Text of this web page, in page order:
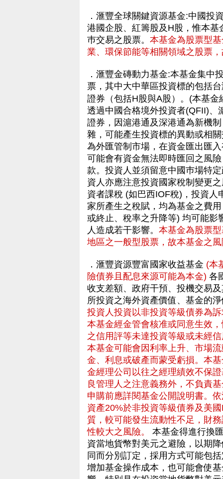
．滙豐全球關鍵資源基金:中國投
港國企股、紅籌股及H股，惟本
巿交易之股票。 本基金為股票型
業、環保節能等相關領域之股票
．滙豐金磚動力基金:本基金集中
票，其中大中華區投資標的包括
證券（包括H股與A股）。(本基金
透過中國合格境外投資者(QFII)、
證券，因滬港通及深港通為新機
雜，可能產生投資標的異動或相
為外匯管制市場，在資金匯出匯
可能會有資金無法即時匯回之風
款。投資人並須留意中國巿場特
資人亦應注意投資國家稅制變更
資者課稅 (如巴西IOF稅)，投資
家所產生之稅賦，均為基金之費
或終止、稅率之升降等) 均可能影
人造成若干影響。 本基金為股票
地區之一般型股票，故本基金之
．滙豐資源豐富國家收益基金 (本
險債券且配息來源可能為本金) 各
收支差額、政府干預、投機交易
所投資之海外資產價值、基金的
投資人投資以非投資等級債券為
本基金經金管會核准或同意生效
之信用評等未達投資等級或未經
本基金可能會因利率上升、市場
金、利息或破產而蒙受虧損。本
金經理公司以往之經理績效不保
良管理人之注意義務外，不負責
申購前應詳閱基金公開說明書。
資產20%於非投資等級債券及美
質，較可能發生流動性不足，財
性較大之風險。
本基金得進行換
資當地貨幣對美元之避險，以期
同而分別訂定，採用方式可能包
增加基金操作成本，也可能會使